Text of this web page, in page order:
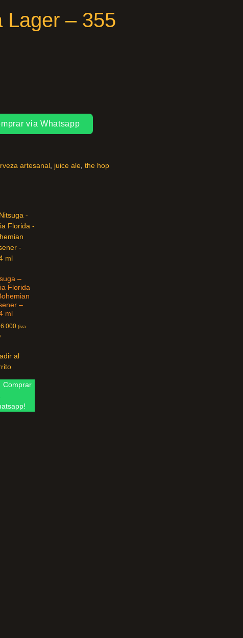
Lager – 355
via Whatsapp
artesanal juice ale the hop
–
Florida
–
ml
(iva
al
Comprar